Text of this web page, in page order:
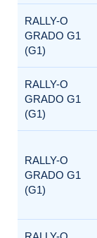
RALLY-O
GRADO G1
(G1)
RALLY-O
GRADO G1
(G1)
RALLY-O
GRADO G1
(G1)